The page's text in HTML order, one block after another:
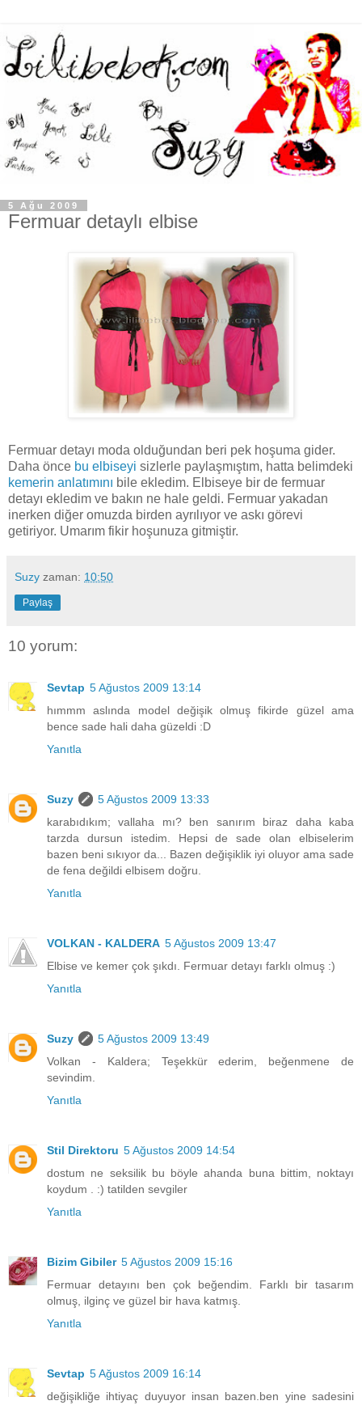
5 Ağu 2009
Fermuar detaylı elbise
Fermuar detayı moda olduğundan beri pek hoşuma gider.
Daha önce bu elbiseyi sizlerle paylaşmıştım, hatta belimdeki
kemerin anlatımını bile ekledim. Elbiseye bir de fermuar
detayı ekledim ve bakın ne hale geldi. Fermuar yakadan
inerken diğer omuzda birden ayrılıyor ve askı görevi
getiriyor. Umarım fikir hoşunuza gitmiştir.
Suzy zaman: 10:50
Paylaş
10 yorum:
Sevtap 5 Ağustos 2009 13:14
hımmm aslında model değişik olmuş fikirde güzel ama
bence sade hali daha güzeldi :D
Yanıtla
Suzy
5 Ağustos 2009 13:33
karabıdıkım; vallaha mı? ben sanırım biraz daha kaba
tarzda dursun istedim. Hepsi de sade olan elbiselerim
bazen beni sıkıyor da... Bazen değişiklik iyi oluyor ama sade
de fena değildi elbisem doğru.
Yanıtla
VOLKAN - KALDERA 5 Ağustos 2009 13:47
Elbise ve kemer çok şıkdı. Fermuar detayı farklı olmuş :)
Yanıtla
Suzy
5 Ağustos 2009 13:49
Volkan - Kaldera; Teşekkür ederim, beğenmene de
sevindim.
Yanıtla
Stil Direktoru 5 Ağustos 2009 14:54
dostum ne seksilik bu böyle ahanda buna bittim, noktayı
koydum . :) tatilden sevgiler
Yanıtla
Bizim Gibiler 5 Ağustos 2009 15:16
Fermuar detayını ben çok beğendim. Farklı bir tasarım
olmuş, ilginç ve güzel bir hava katmış.
Yanıtla
Sevtap 5 Ağustos 2009 16:14
değişikliğe ihtiyaç duyuyor insan bazen.ben yine sadesini